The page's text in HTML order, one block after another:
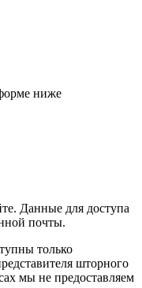
ниже
Данные для доступа
почты.
только
шторного
мы не предоставляем